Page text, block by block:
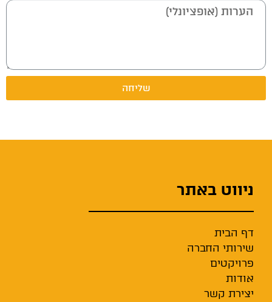
שליחה
ניווט באתר
דף הבית
שירותי החברה
פרויקטים
אודות
יצירת קשר